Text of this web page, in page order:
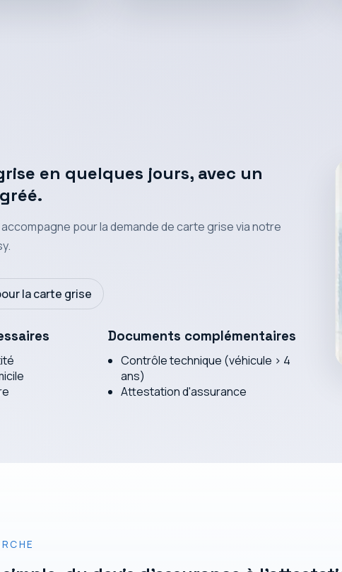
en quelques jours, avec un
pour la demande de carte grise via notre
.
la carte grise
Documents complémentaires
Contrôle technique (véhicule > 4
ans)
Attestation d'assurance